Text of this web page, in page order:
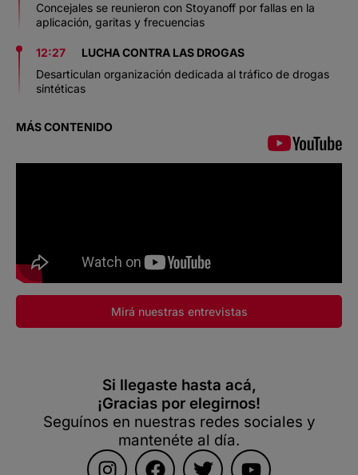
Concejales se reunieron con Stoyanoff por fallas en la
aplicación, garitas y frecuencias
12:27
LUCHA CONTRA LAS DROGAS
Desarticulan organización dedicada al tráfico de drogas
sintéticas
MÁS CONTENIDO
Mirá nuestras entrevistas
Si llegaste hasta acá,
¡Gracias por elegirnos!
Seguínos en nuestras redes sociales y
mantenéte al día.